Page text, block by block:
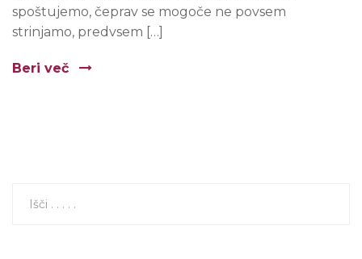
spoštujemo, čeprav se mogoče ne povsem
strinjamo, predvsem […]
Beri več